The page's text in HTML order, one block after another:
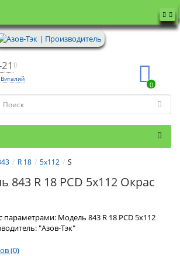
0
R 18 5x112 S
843 R 18 PCD 5x112 Окрас
параметрами: Модель 843 R 18 PCD 5x112
"Азов-Тэк"
(0)